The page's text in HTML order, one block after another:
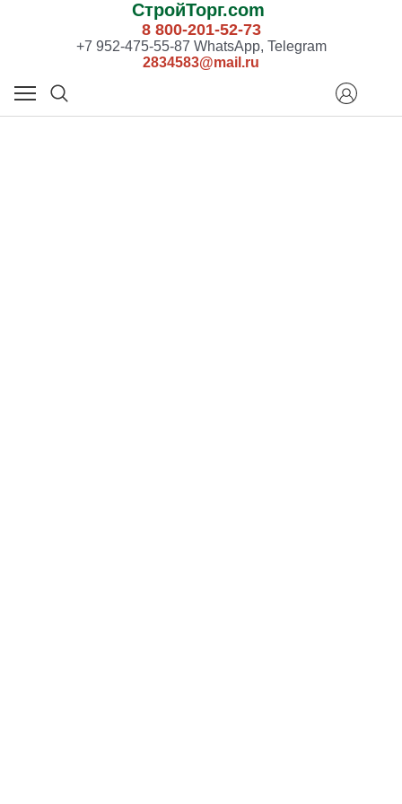
СтройТорг.com
8 800-201-52-73
+7 952-475-55-87 WhatsApp, Telegram
2834583@mail.ru